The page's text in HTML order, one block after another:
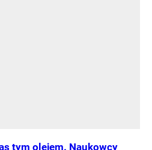
tym olejem. Naukowcy